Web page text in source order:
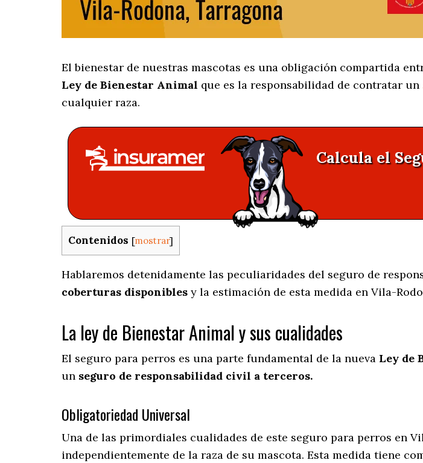
El bienestar de nuestras mascotas es una obligación compartida
Ley de Bienestar Animal que es la responsabilidad de contratar un
cualquier raza.
Calcula el
Contenidos [mostrar]
Hablaremos detenidamente las peculiaridades del seguro de
coberturas disponibles y la estimación de esta medida en Vila-
La ley de Bienestar Animal y sus cualidades
El seguro para perros es una parte fundamental de la nueva Ley de
un seguro de responsabilidad civil a terceros.
Obligatoriedad Universal
Una de las primordiales cualidades de este seguro para perros en
independientemente de la raza de su mascota. Esta medida tiene